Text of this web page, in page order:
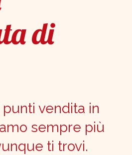
di
vendita in
sempre più
ti trovi.